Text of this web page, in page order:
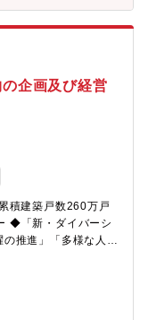
程改善を主導するこ
務の詳細車載用ガス
性改善・品質向上
条件最適化（2）タ
び能力増強（3）品質
求める人物像】量産
ながら、主体的に
りを巻き込み、一
じる方・前向き
スキル】・設備立
いた品質管理・改
管理・改善手法の知
合～焼成）・セラミ
気化学、触媒反
量産安定化）に必
の企画及び経営
積建築戸数260万戸
◆「新・ダイバーシ
推進」「多様な人財
に合わせて様々な
をお任せします。
の営業担当とし